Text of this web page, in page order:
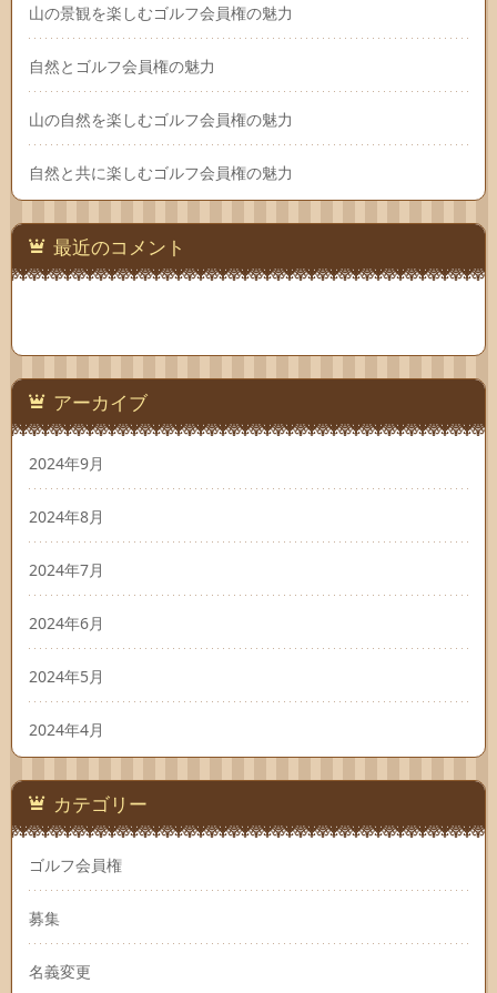
山の景観を楽しむゴルフ会員権の魅力
自然とゴルフ会員権の魅力
山の自然を楽しむゴルフ会員権の魅力
自然と共に楽しむゴルフ会員権の魅力
最近のコメント
アーカイブ
2024年9月
2024年8月
2024年7月
2024年6月
2024年5月
2024年4月
カテゴリー
ゴルフ会員権
募集
名義変更